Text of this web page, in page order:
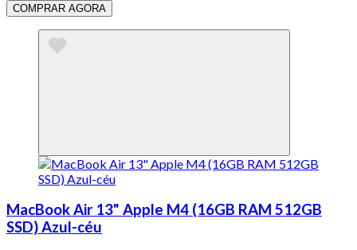
COMPRAR AGORA
MacBook Air 13" Apple M4 (16GB RAM 512GB
SSD) Azul-céu